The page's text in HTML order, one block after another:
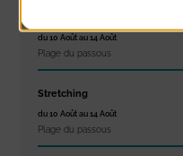
du 10 Août au 14 Août
Plage du passous
Stretching
du 10 Août au 14 Août
Plage du passous